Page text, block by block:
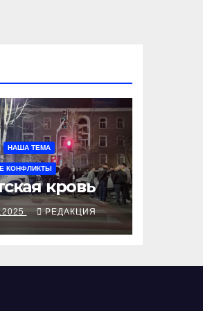
НАША ТЕМА
КОНФЛИКТЫ
кровь
РЕДАКЦИЯ